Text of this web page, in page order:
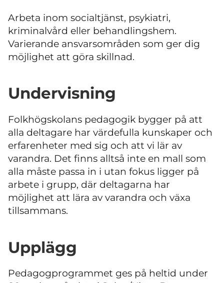
Arbeta inom socialtjänst, psykiatri,
kriminalvård eller behandlingshem.
Varierande ansvarsområden som ger dig
möjlighet att göra skillnad.
Undervisning
Folkhögskolans pedagogik bygger på att
alla deltagare har värdefulla kunskaper och
erfarenheter med sig och att vi lär av
varandra. Det finns alltså inte en mall som
alla måste passa in i utan fokus ligger på
arbete i grupp, där deltagarna har
möjlighet att lära av varandra och växa
tillsammans.
Upplägg
Pedagogprogrammet ges på heltid under